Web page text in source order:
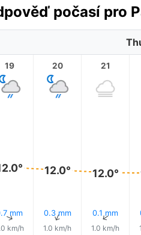
počasí pro
19
mm
↑
km/h
20
12.0°
0.3 mm
↑
1.0 km/h
21
12.0°
0.1 mm
↑
1.0 km/h